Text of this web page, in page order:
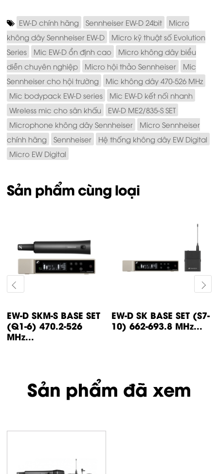
EW-D chính hãng Sennheiser EW-D 24bit
Micro
không dây Sennheiser EW-D
Micro kỹ thuật số Evolution
Series
Mic EW-D ổn định cao
Micro không dây biểu
diễn chuyên nghiệp
Micro hội thảo Sennheiser
Mic
Sennheiser cho hội trường
Mic không dây 470-526 MHz
Mic bodypack EW-D series
Mic EW-D kết nối nhanh
Wireless mic cho sân khấu
EW-D ME2/835-S SET
Microphone không dây Sennheiser
Micro Sennheiser
chính hãng
Sennheiser
Hệ thống không dây EW Digital
Micro EW Digital
Sản phẩm cùng loại
EW-D SKM-S BASE SET
(Q1-6) 470.2-526
MHz...
EW-D SK BASE SET (S7-
10) 662-693.8 MHz...
Sản phẩm đã xem